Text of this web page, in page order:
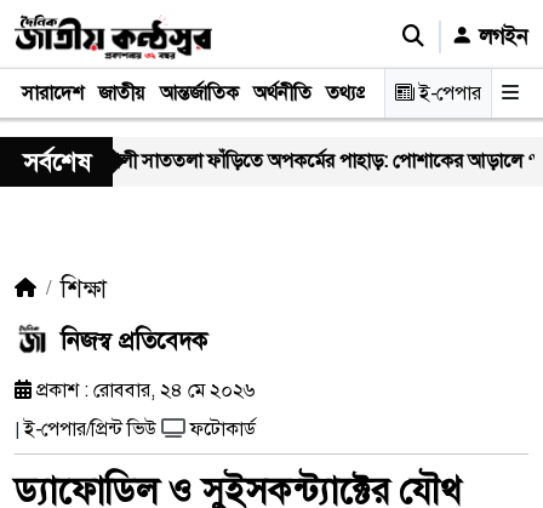
লগইন
সারাদেশ জাতীয় আন্তর্জাতিক অর্থনীতি তথ্যপ্রযুক্তি স্বাস্থ্য আইন-
ই-পেপার
সর্বশেষ
সাততলা ফাঁড়িতে অপকর্মের পাহাড়: পোশাকের আড়ালে ‘অসীম-গং’-এর
শিক্ষা
নিজস্ব প্রতিবেদক
প্রকাশ : রোববার, ২৪ মে ২০২৬
| ই-পেপার/প্রিন্ট ভিউ ফটোকার্ড
ড্যাফোডিল ও সুইসকন্ট্যাক্টের যৌথ